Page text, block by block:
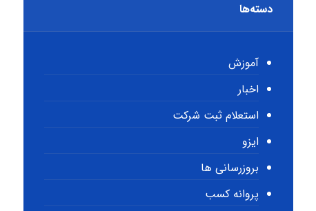
دسته‌ها
آموزش
اخبار
استعلام ثبت شرکت
ایزو
بروزرسانی ها
پروانه کسب